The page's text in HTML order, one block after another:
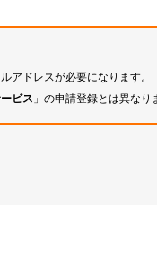
アドレスが必要になります。
ビス 」の申請登録とは異なり